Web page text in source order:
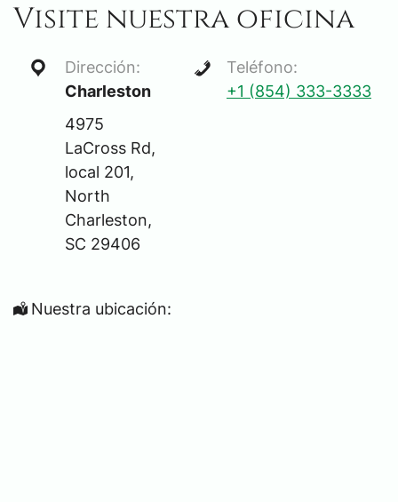
Visite nuestra oficina
Dirección:
Charleston
4975
LaCross Rd,
local 201,
North
Charleston,
SC 29406
Teléfono:
+1 (854) 333-3333
Nuestra ubicación: